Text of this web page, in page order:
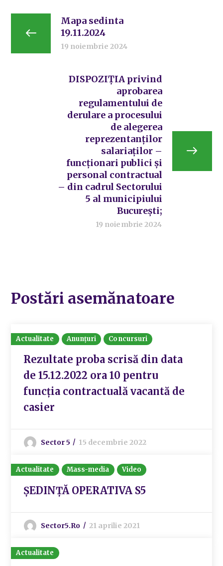
Mapa sedinta
19.11.2024
19 noiembrie 2024
DISPOZIŢIA privind
aprobarea
regulamentului de
derulare a procesului
de alegerea
reprezentanţilor
salariaţilor –
funcţionari publici și
personal contractual
– din cadrul Sectorului
5 al municipiului
București;
19 noiembrie 2024
Postări asemănatoare
Actualitate Anunțuri Concursuri
Rezultate proba scrisă din data
de 15.12.2022 ora 10 pentru
funcția contractuală vacantă de
casier
Sector 5 15 decembrie 2022
Actualitate Mass-media Video
ȘEDINȚĂ OPERATIVA S5
Sector5.ro 21 aprilie 2021
Actualitate